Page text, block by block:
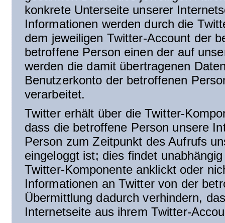
konkrete Unterseite unserer
Informationen werden durch die
dem jeweiligen Twitter-Account der
betroffene Person einen der auf
werden die damit übertragenen
Benutzerkonto der betroffenen
verarbeitet.
Twitter erhält über die Twitter-
dass die betroffene Person unsere
Person zum Zeitpunkt des Aufrufs
eingeloggt ist; dies findet
Twitter-Komponente anklickt oder
Informationen an Twitter von der
Übermittlung dadurch verhindern,
Internetseite aus ihrem Twitter-